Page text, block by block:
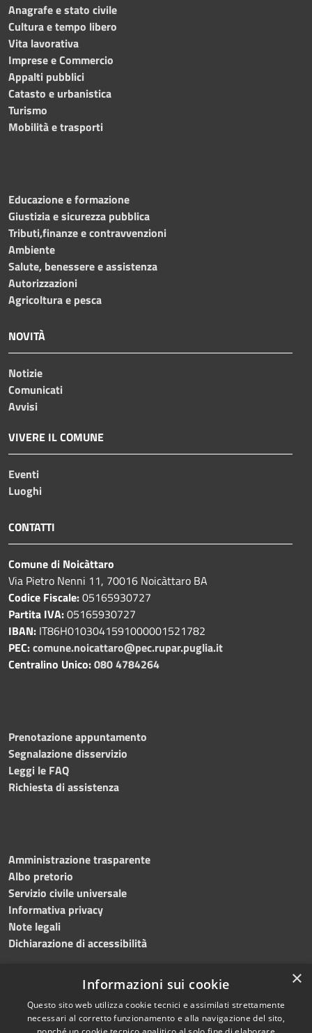
Anagrafe e stato civile
Cultura e tempo libero
Vita lavorativa
Imprese e Commercio
Appalti pubblici
Catasto e urbanistica
Turismo
Mobilità e trasporti
Educazione e formazione
Giustizia e sicurezza pubblica
Tributi,finanze e contravvenzioni
Ambiente
Salute, benessere e assistenza
Autorizzazioni
Agricoltura e pesca
NOVITÀ
Notizie
Comunicati
Avvisi
VIVERE IL COMUNE
Eventi
Luoghi
CONTATTI
Comune di Noicàttaro
Via Pietro Nenni 11, 70016 Noicàttaro BA
Codice Fiscale:05165930727
Partita IVA:05165930727
IBAN: IT86H0103041591000001521782
PEC:comune.noicattaro@pec.rupar.puglia.it
Centralino Unico:080 4784264
Prenotazione appuntamento
Segnalazione disservizio
Leggi le FAQ
Richiesta di assistenza
Amministrazione trasparente
Albo pretorio
Servizio civile universale
Informativa privacy
Note legali
Dichiarazione di accessibilità
RSS
Accessibilità
Copyright © 2023 •
Comune di Noicàttaro
×
Informazioni sui cookie
Questo sito web utilizza cookie tecnici e assimilati strettamente
necessari al corretto funzionamento e alla navigazione del sito,